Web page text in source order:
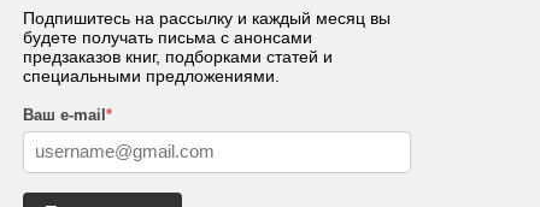
Подпишитесь на рассылку и каждый месяц вы
будете получать письма с анонсами
предзаказов книг, подборками статей и
специальными предложениями.
Ваш e-mail*